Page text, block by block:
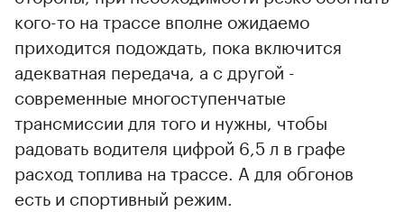
кого-то на трассе вполне ожидаемо
приходится подождать, пока включится
адекватная передача, а с другой -
современные многоступенчатые
трансмиссии для того и нужны, чтобы
радовать водителя цифрой 6,5 л в графе
расход топлива на трассе. А для обгонов
есть и спортивный режим.